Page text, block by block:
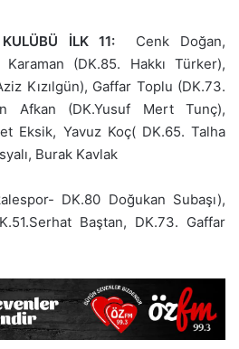
KULÜBÜ İLK 11: Cenk Doğan,
(DK.85. Hakkı Türker),
Kızılgün), Gaffar Toplu (DK.73.
Afkan (DK.Yusuf Mert Tunç),
Eksik, Yavuz Koç( DK.65. Talha
Burak Kavlak
DK.80 Doğukan Subaşı),
Baştan, DK.73. Gaffar